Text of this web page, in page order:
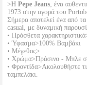
>Η Pepe Jeans, ένα
1973 στην αγορά του
Σήμερα αποτελεί ένα από
casual, με δυναμική
• Πρόσθετα
• Ύφασμα>100% Βαμβάκι
• Μέγεθος>
• Χρώμα>Πράσινο - Μπλε
• Φροντίδα>Ακολουθήστε
ταμπελάκι.